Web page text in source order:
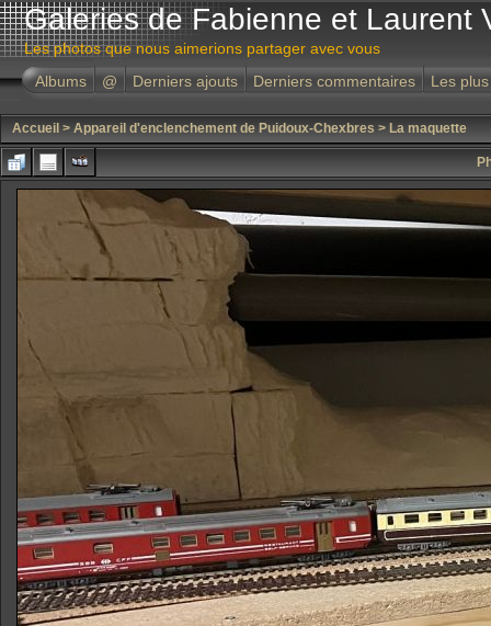
Galeries de Fabienne et Laurent
Les photos que nous aimerions partager avec vous
Albums
@ Derniers ajouts Derniers commentaires Les
Accueil > Appareil d'enclenchement de Puidoux-Chexbres > La maquette